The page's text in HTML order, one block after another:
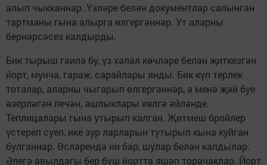
алып чыкканнар. Үзләре белән документлар салынган
тартманы гына алырга өлгергәннәр. Ут аларны
бернәрсәсез калдырды.
Бик тырыш гаилә бу, үз хәләл көчләре белән җиткезгән
йорт, мунча, гараж, сарайлары янды. Бик күп терлек
тоталар, аларны чыгарып өлгергәннәр, ә менә җәй буе
әзерләгән печән, ашлыклары көлгә әйләнде.
Теплицалары гына утырып калган. Җитмеш бройлер
үстереп суеп, ике зур ларларын тутырып кына куйган
булганнар. Өсләрендә ни бар, шулар белән калдылар.
Әлегә авылдагы бер буш йортта яшәп торачаклар. Йорт